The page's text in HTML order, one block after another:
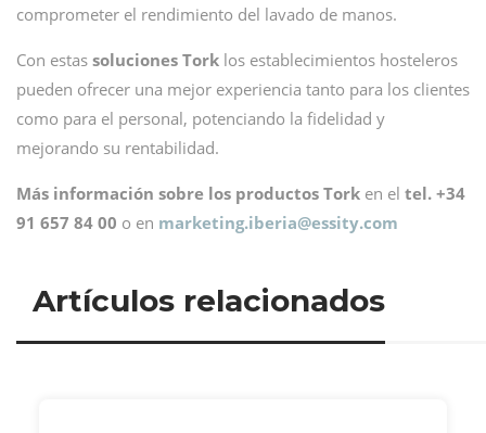
comprometer el rendimiento del lavado de manos.
Con estas soluciones Tork los establecimientos hosteleros
pueden ofrecer una mejor experiencia tanto para los clientes
como para el personal, potenciando la fidelidad y
mejorando su rentabilidad.
Más información sobre los productos Tork en el tel. +34
91 657 84 00 o en marketing.iberia@essity.com
Artículos relacionados